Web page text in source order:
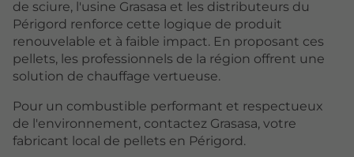
de sciure, l'usine Grasasa et les distributeurs du
Périgord renforce cette logique de produit
renouvelable et à faible impact. En proposant ces
pellets, les professionnels de la région offrent une
solution de chauffage vertueuse.
Pour un combustible performant et respectueux
de l'environnement, contactez Grasasa, votre
fabricant local de pellets en Périgord.